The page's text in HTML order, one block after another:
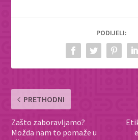
PODIJELI:
PRETHODNI
Zašto zaboravljamo?
Možda nam to pomaže u